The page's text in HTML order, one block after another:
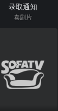
录取通知
喜剧片